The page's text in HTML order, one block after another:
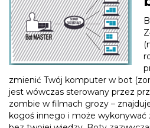
zmienić Twój komputer w bot
jest wówczas sterowany przez
zombie w filmach grozy –
kogoś innego i może